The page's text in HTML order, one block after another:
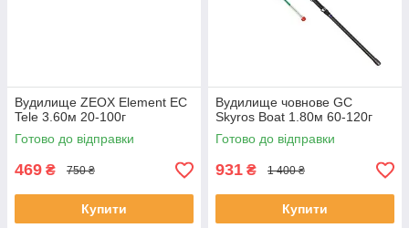
Вудилище ZEOX Element EС
Tele 3.60м 20-100г
Готово до відправки
469 ₴ 750 ₴
Купити
Вудилище човнове GC
Skyros Boat 1.80м 60-120г
Готово до відправки
931 ₴ 1 400 ₴
Купити